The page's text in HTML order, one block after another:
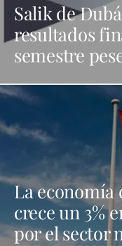
Salik de
resultados
semestre
La economía
crece un 3%
por el sector